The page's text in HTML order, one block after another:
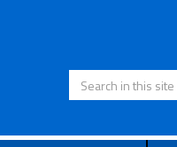
Search in this